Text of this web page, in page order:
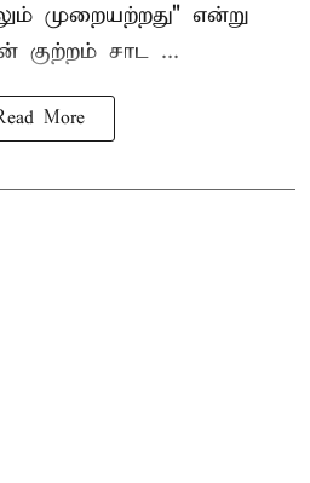
முறையற்றது" என்று
சாட ...
More